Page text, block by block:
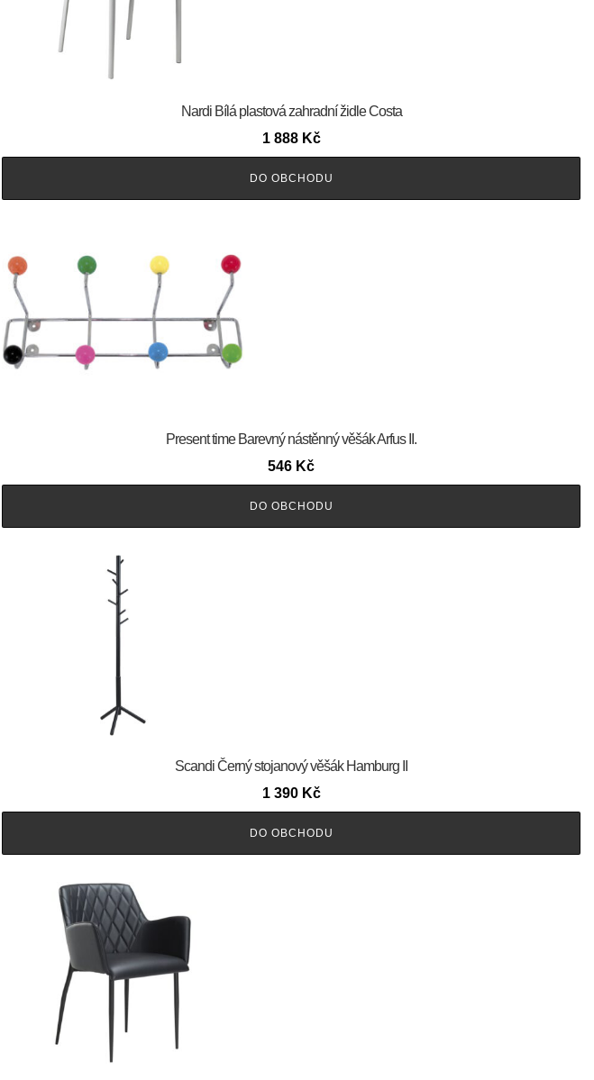
Nardi Bílá plastová zahradní židle Costa
1 888 Kč
DO OBCHODU
Present time Barevný nástěnný věšák Arfus II.
546 Kč
DO OBCHODU
Scandi Černý stojanový věšák Hamburg II
1 390 Kč
DO OBCHODU